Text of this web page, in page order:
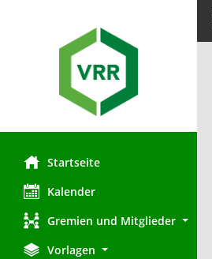
Startseite
Kalender
Gremien und Mitglieder
Vorlagen